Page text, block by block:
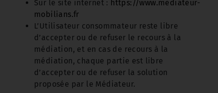
Sur le site internet : https://www.mediateur-
mobilians.fr
L’Utilisateur consommateur reste libre
d’accepter ou de refuser le recours à la
médiation, et en cas de recours à la
médiation, chaque partie est libre
d’accepter ou de refuser la solution
proposée par le Médiateur.